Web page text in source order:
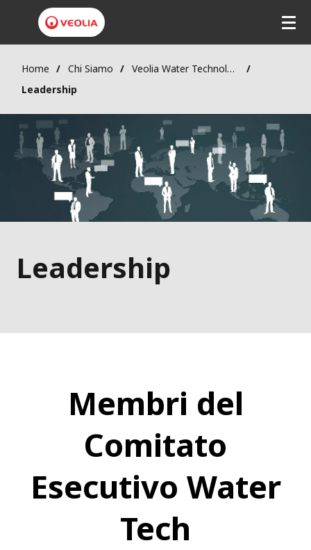
Home Chi Siamo
Veolia Water Technologies
Leadership
Leadership
Membri del
Comitato
Esecutivo Water
Tech